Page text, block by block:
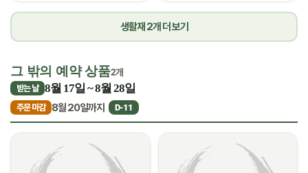
생활재 2개 더 보기
그 밖의 예약 상품2개
받는 날 8월 17일 ~ 8월 28일
주문 마감 8월 20일까지 D-11